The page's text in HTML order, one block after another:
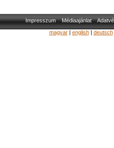
Impresszum Médiaajánlat
magyar| english| deutsch